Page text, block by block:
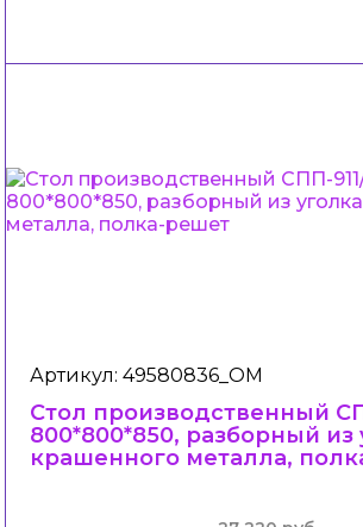
Артикул: 49580836_ОМ
Стол производственный
800*800*850, разборный из
крашенного металла,